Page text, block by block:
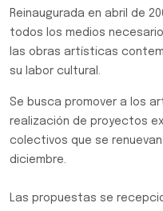
Reinaugurada en abril de
todos los medios
las obras artísticas
su labor cultural.
Se busca promover a los
realización de proyectos
colectivos que se
diciembre.
Las propuestas se